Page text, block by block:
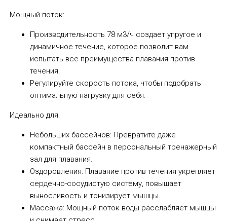
Мощный поток:
Производительность 78 м3/ч создает упругое и
динамичное течение, которое позволит вам
испытать все преимущества плавания против
течения.
Регулируйте скорость потока, чтобы подобрать
оптимальную нагрузку для себя.
Идеально для:
Небольших бассейнов: Превратите даже
компактный бассейн в персональный тренажерный
зал для плавания.
Оздоровления: Плавание против течения укрепляет
сердечно-сосудистую систему, повышает
выносливость и тонизирует мышцы.
Массажа: Мощный поток воды расслабляет мышцы